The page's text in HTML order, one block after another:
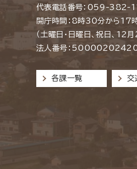
代表電話番号：059-
開庁時間：8時30分から17
（土曜日・日曜日、祝日、12
法人番号：
各課一覧 交